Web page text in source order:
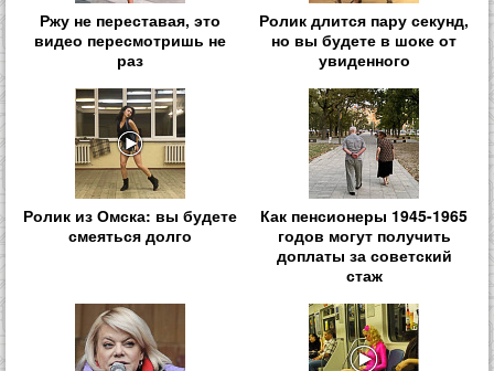
Ржу не переставая, это
видео пересмотришь не
раз
Ролик длится пару секунд,
но вы будете в шоке от
увиденного
Ролик из Омска: вы будете
смеяться долго
Как пенсионеры 1945-1965
годов могут получить
доплаты за советский
стаж